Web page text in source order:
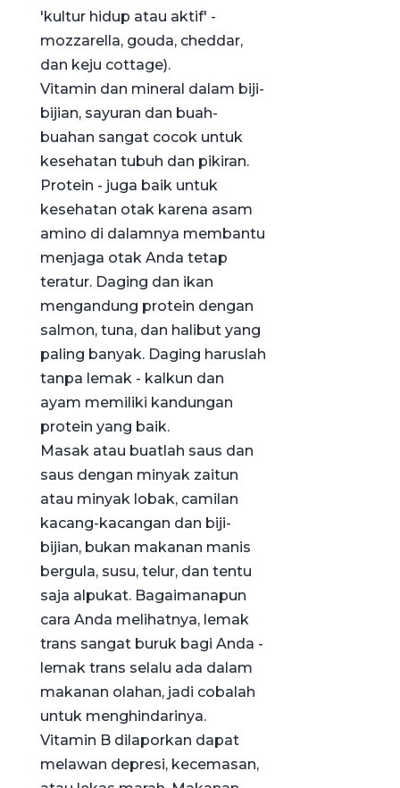
'kultur hidup atau aktif' -
mozzarella, gouda, cheddar,
dan keju cottage).
Vitamin dan mineral dalam biji-
bijian, sayuran dan buah-
buahan sangat cocok untuk
kesehatan tubuh dan pikiran.
Protein - juga baik untuk
kesehatan otak karena asam
amino di dalamnya membantu
menjaga otak Anda tetap
teratur. Daging dan ikan
mengandung protein dengan
salmon, tuna, dan halibut yang
paling banyak. Daging haruslah
tanpa lemak - kalkun dan
ayam memiliki kandungan
protein yang baik.
Masak atau buatlah saus dan
saus dengan minyak zaitun
atau minyak lobak, camilan
kacang-kacangan dan biji-
bijian, bukan makanan manis
bergula, susu, telur, dan tentu
saja alpukat. Bagaimanapun
cara Anda melihatnya, lemak
trans sangat buruk bagi Anda -
lemak trans selalu ada dalam
makanan olahan, jadi cobalah
untuk menghindarinya.
Vitamin B dilaporkan dapat
melawan depresi, kecemasan,